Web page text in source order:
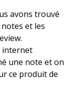
avons trouvé
notes et les
internet
une note et on
ce produit de